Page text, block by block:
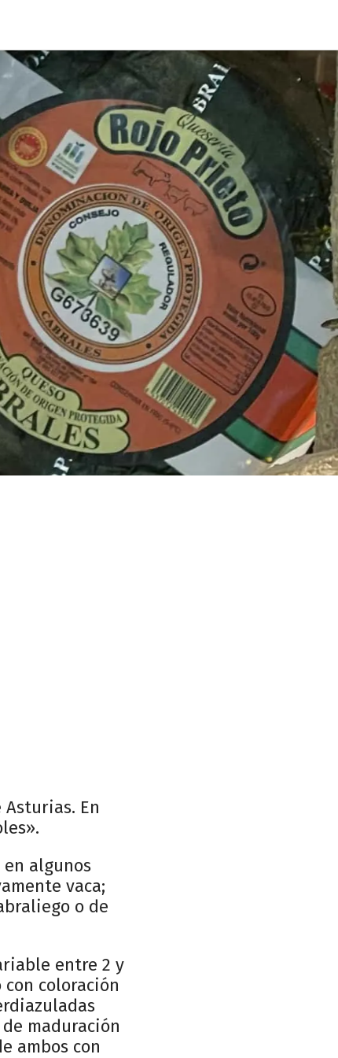
En
en algunos
vaca;
o de
entre 2 y
coloración
maduración
ambos con